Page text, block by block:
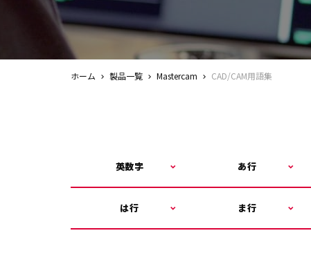
ホーム 製品一覧 Mastercam CAD/CAM用語集
英数字 あ行
は行 ま行